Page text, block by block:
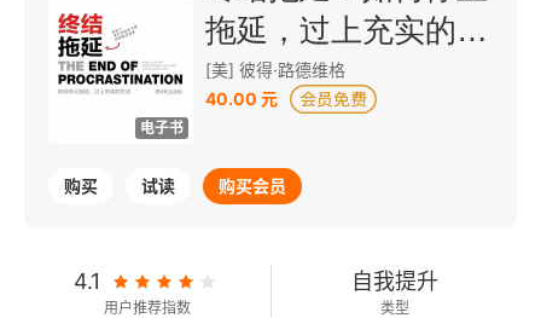
电子书
拖延，过上充实的生
活
[美] 彼得·路德维格
40.00 元
购买 试读 购买会员
4.1
用户推荐指数
自我提升
类型